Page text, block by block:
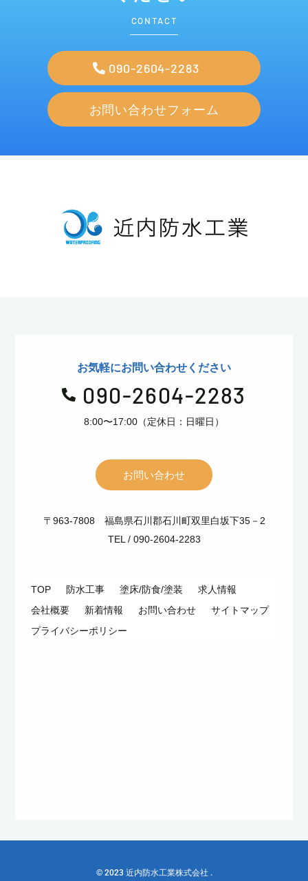
CONTACT
090-2604-2283
お問い合わせフォーム
お気軽にお問い合わせください
 090-2604-2283
8:00〜17:00（定休日：日曜日）
お問い合わせ
〒963-7808 福島県石川郡石川町双里白坂下35－2
TEL / 090-2604-2283
TOP 防水工事 塗床/防食/塗装
求人情報
会社概要
新着情報 お問い合わせ
サイトマップ
プライバシーポリシー
© 2023 近内防水工業株式会社 .